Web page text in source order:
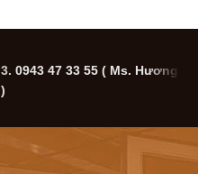
3. 0943 47 33 55 ( Ms. Hương
)